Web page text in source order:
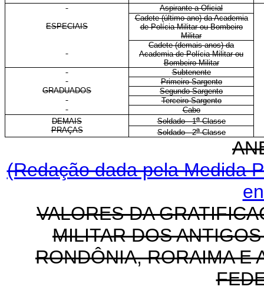
Aspirante a Oficial
ESPECIAIS
Cadete (último ano) da Academia
de Polícia Militar ou Bombeiro
Militar
Cadete (demais anos) da
Academia de Polícia Militar ou
Bombeiro Militar
Subtenente
Primeiro-Sargento
GRADUADOS
Segundo-Sargento
Terceiro-Sargento
Cabo
DEMAIS
Soldado - 1aClasse
PRAÇAS
Soldado - 2aClasse
(Redação dada pela Medida
VALORES DA
MILITAR DOS
RONDÔNIA, RORAIMA E